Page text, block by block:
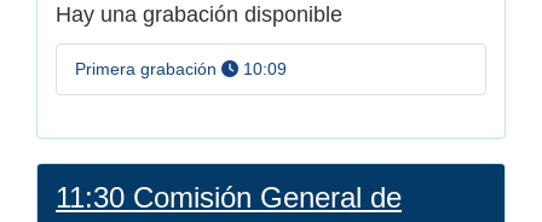
Hay una grabación disponible
Primera grabación a las
10:09
11:30 Comisión General de